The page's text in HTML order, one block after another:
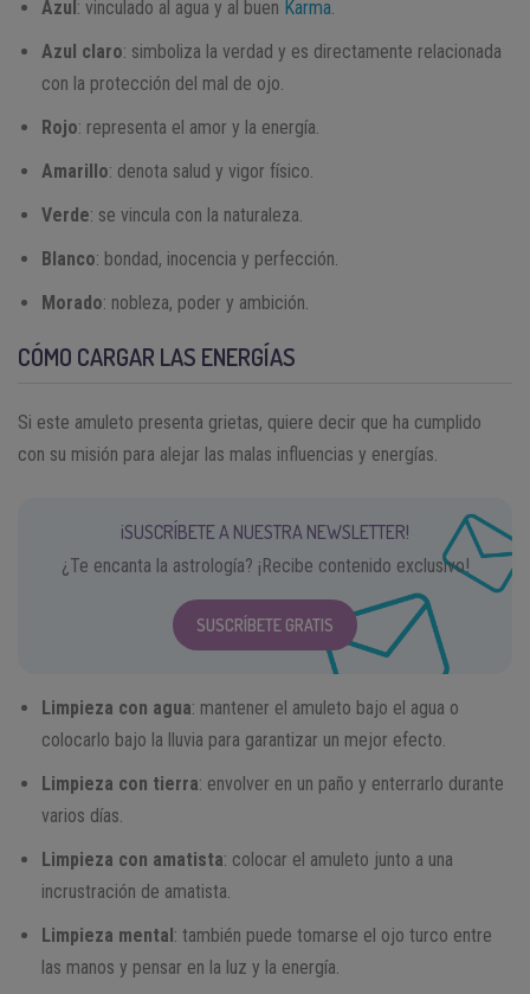
Azul : vinculado al agua y al buen Karma.
Azul claro: simboliza la verdad y es directamente relacionada
con la protección del mal de ojo.
Rojo: representa el amor y la energía.
Amarillo: denota salud y vigor físico.
Verde: se vincula con la naturaleza.
Blanco: bondad, inocencia y perfección.
Morado: nobleza, poder y ambición.
CÓMO CARGAR LAS ENERGÍAS
Si este amuleto presenta grietas, quiere decir que ha cumplido
con su misión para alejar las malas influencias y energías.
¡SUSCRÍBETE A NUESTRA NEWSLETTER!
¿Te encanta la astrología? ¡Recibe contenido exclusivo!
SUSCRÍBETE GRATIS
Limpieza con agua: mantener el amuleto bajo el agua o
colocarlo bajo la lluvia para garantizar un mejor efecto.
Limpieza con tierra: envolver en un paño y enterrarlo durante
varios días.
Limpieza con amatista: colocar el amuleto junto a una
incrustración de amatista.
Limpieza mental : también puede tomarse el ojo turco entre
las manos y pensar en la luz y la energía.